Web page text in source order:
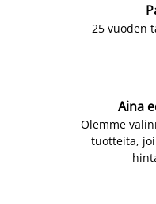
25 vuoden
Aina
Olemme
tuotteita,